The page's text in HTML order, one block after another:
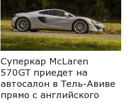
Суперкар McLaren
570GT приедет на
автосалон в Тель-Авиве
прямо с английского